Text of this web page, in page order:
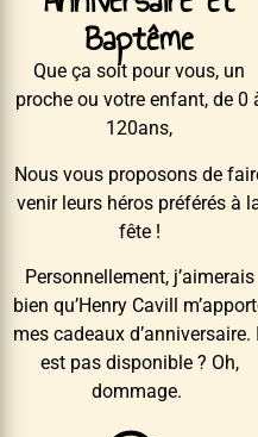
Baptême
Que ça soit pour vous, un
proche ou votre enfant, de 0
120ans,
Nous vous proposons de
venir leurs héros préférés à
fête !
Personnellement, j’aimerais
bien qu’Henry Cavill
mes cadeaux d’anniversaire. Il
est pas disponible ? Oh,
dommage.